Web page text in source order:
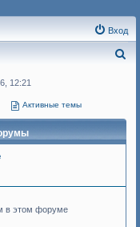
Вход
12:21
Активные темы
в этом форуме